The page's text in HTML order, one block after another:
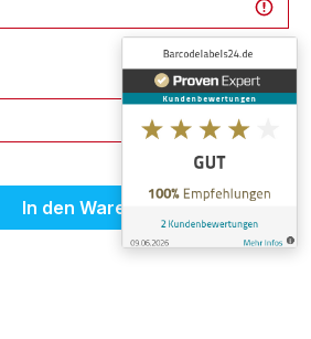
gewünschten Wert
In den Warenkorb